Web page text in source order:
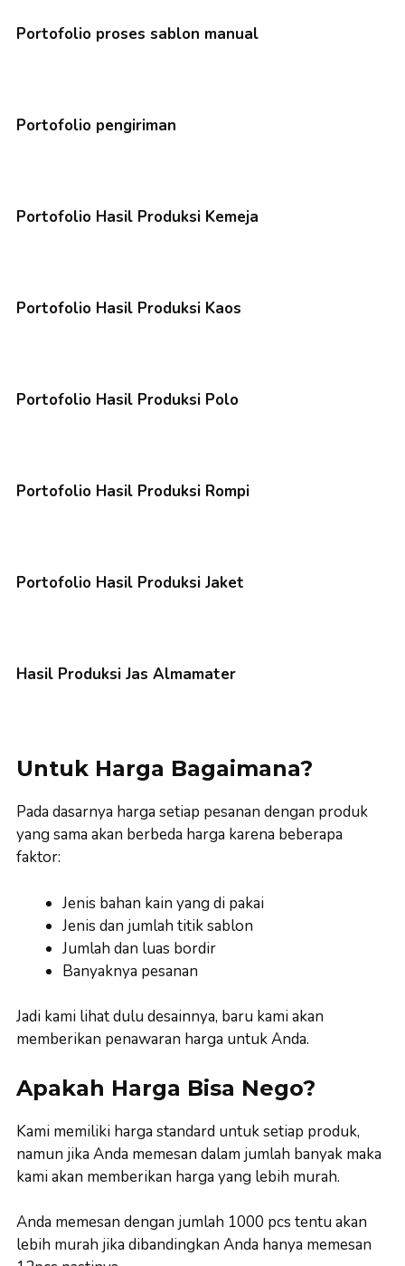
Portofolio proses sablon manual
Portofolio pengiriman
Portofolio Hasil Produksi Kemeja
Portofolio Hasil Produksi Kaos
Portofolio Hasil Produksi Polo
Portofolio Hasil Produksi Rompi
Portofolio Hasil Produksi Jaket
Hasil Produksi Jas Almamater
Untuk Harga Bagaimana?
Pada dasarnya harga setiap pesanan dengan produk
yang sama akan berbeda harga karena beberapa
faktor:
Jenis bahan kain yang di pakai
Jenis dan jumlah titik sablon
Jumlah dan luas bordir
Banyaknya pesanan
Jadi kami lihat dulu desainnya, baru kami akan
memberikan penawaran harga untuk Anda.
Apakah Harga Bisa Nego?
Kami memiliki harga standard untuk setiap produk,
namun jika Anda memesan dalam jumlah banyak maka
kami akan memberikan harga yang lebih murah.
Anda memesan dengan jumlah 1000 pcs tentu akan
lebih murah jika dibandingkan Anda hanya memesan